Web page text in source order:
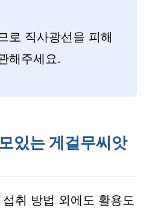
로 직사광선을 피해
해주세요.
있는 게걸무씨앗
취 방법 외에도 활용도